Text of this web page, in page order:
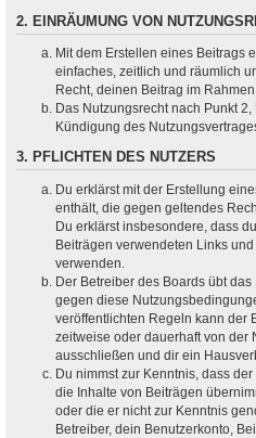
2. EINRÄUMUNG VON
Mit dem Erstellen eines Beitrags
einfaches, zeitlich und räumlich
Recht, deinen Beitrag im
Das Nutzungsrecht nach Punkt
Kündigung des
3. PFLICHTEN DES NUTZERS
Du erklärst mit der Erstellung
enthält, die gegen geltendes
Du erklärst insbesondere, dass
Beiträgen verwendeten Links
verwenden.
Der Betreiber des Boards übt
gegen diese
veröffentlichten Regeln kann der
zeitweise oder dauerhaft von der
ausschließen und dir ein
Du nimmst zur Kenntnis, dass
die Inhalte von Beiträgen
oder die er nicht zur Kenntnis
Betreiber, dein Benutzerkonto,